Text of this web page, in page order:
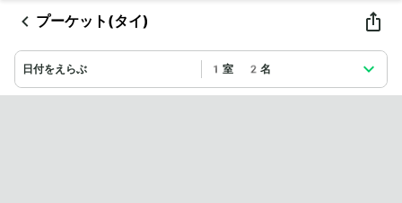
プーケット(タイ)
日付をえらぶ 1室 2名